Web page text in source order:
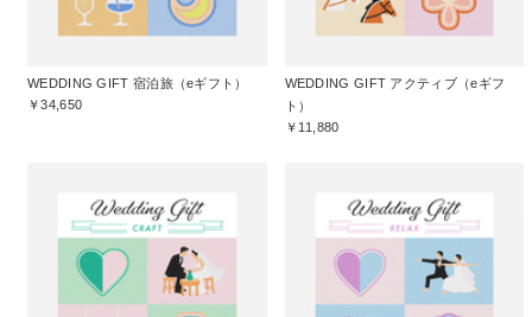
WEDDING GIFT 宿泊旅（eギフト）
￥34,650
WEDDING GIFT アクティブ（eギフ
ト）
￥11,880